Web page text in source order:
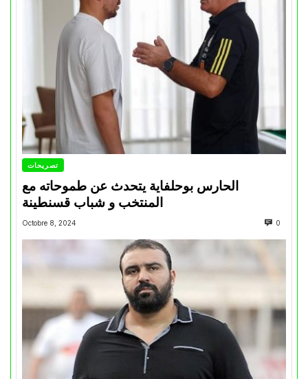
تصريحات
الحارس بوحلفاية يتحدث عن طموحاته مع
المنتخب و شباب قسنطينة
Octobre 8, 2024 0